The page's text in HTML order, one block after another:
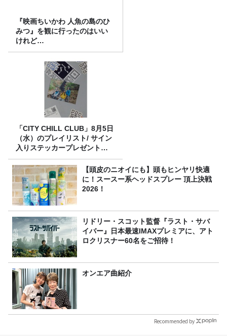
『映画ちいかわ 人魚の島のひ
みつ』を観に行ったのはいい
けれど…
「CITY CHILL CLUB」8月5日
（水）のプレイリスト/ サイン
入りステッカープレゼント有
り
【頭皮のニオイにも】頭もヒンヤリ快適
に！スースー系ヘッドスプレー 頂上決戦
2026！
リドリー・スコット監督『ラスト・サバ
イバー』日本最速IMAXプレミアに、アト
ロクリスナー60名をご招待！
オンエア曲紹介
Recommended by